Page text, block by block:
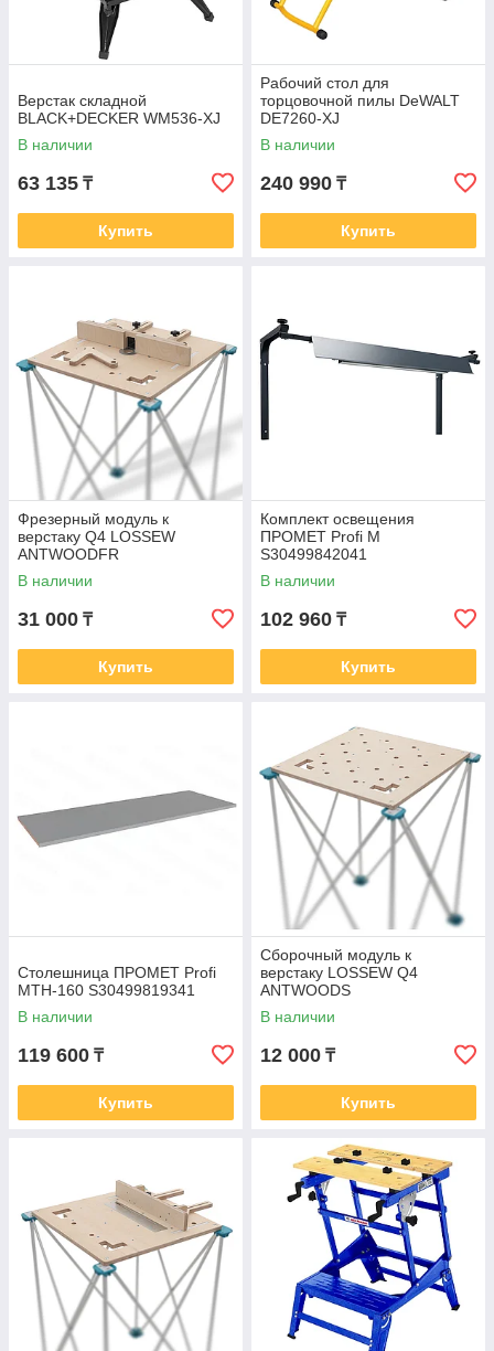
Верстак складной
BLACK+DECKER WM536-XJ
В наличии
63 135 ₸
Купить
Рабочий стол для
торцовочной пилы DeWALT
DE7260-XJ
В наличии
240 990 ₸
Купить
Фрезерный модуль к
верстаку Q4 LOSSEW
ANTWOODFR
В наличии
31 000 ₸
Купить
Комплект освещения
ПРОМЕТ Profi M
S30499842041
В наличии
102 960 ₸
Купить
Столешница ПРОМЕТ Profi
MTH-160 S30499819341
В наличии
119 600 ₸
Купить
Сборочный модуль к
верстаку LOSSEW Q4
ANTWOODS
В наличии
12 000 ₸
Купить